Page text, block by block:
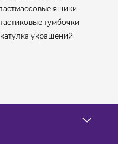
ящики
тумбочки
украшений